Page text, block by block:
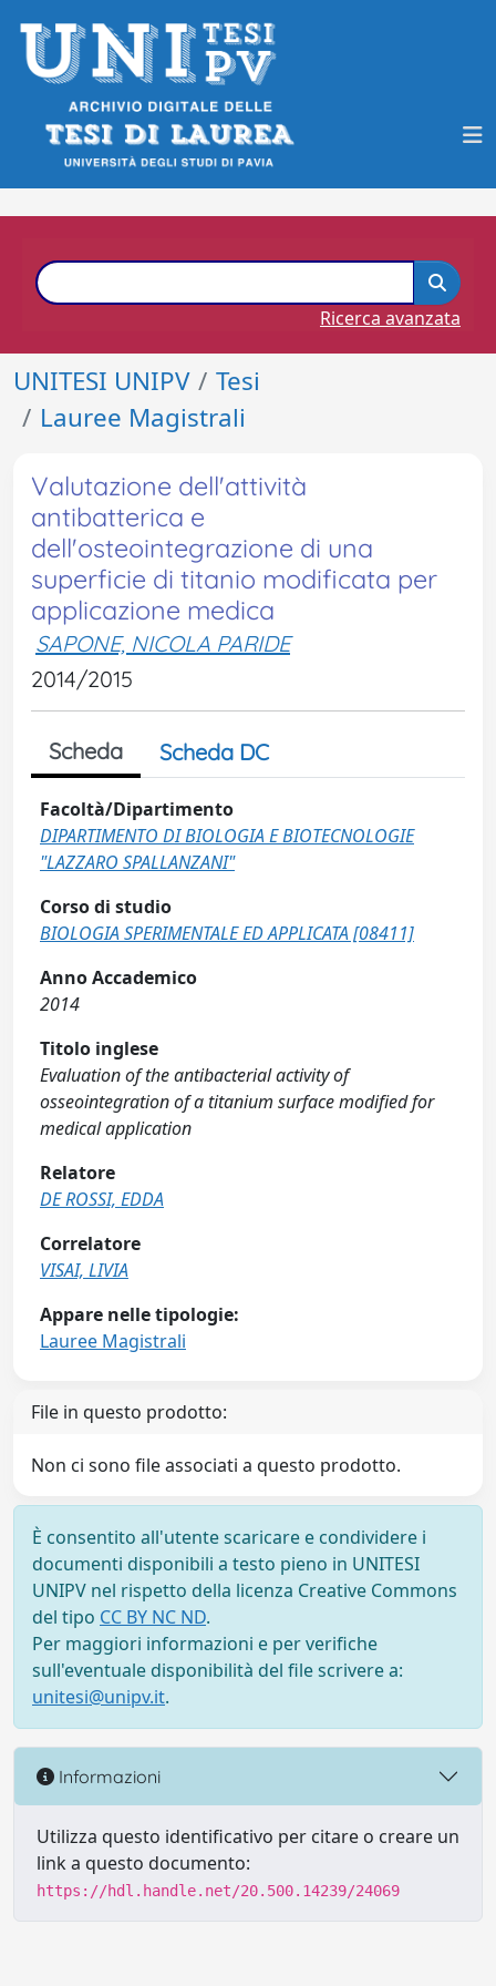
Ricerca avanzata
UNITESI UNIPV
Tesi
Lauree Magistrali
Valutazione dell'attività
antibatterica e
dell'osteointegrazione di una
superficie di titanio modificata per
applicazione medica
SAPONE, NICOLA PARIDE
2014/2015
Scheda Scheda DC
Facoltà/Dipartimento
DIPARTIMENTO DI BIOLOGIA E BIOTECNOLOGIE
"LAZZARO SPALLANZANI"
Corso di studio
BIOLOGIA SPERIMENTALE ED APPLICATA [08411]
Anno Accademico
2014
Titolo inglese
Evaluation of the antibacterial activity of
osseointegration of a titanium surface modified for
medical application
Relatore
DE ROSSI, EDDA
Correlatore
VISAI, LIVIA
Appare nelle tipologie:
Lauree Magistrali
File in questo prodotto:
Non ci sono file associati a questo prodotto.
È consentito all'utente scaricare e condividere i
documenti disponibili a testo pieno in UNITESI
UNIPV nel rispetto della licenza Creative Commons
del tipo CC BY NC ND.
Per maggiori informazioni e per verifiche
sull'eventuale disponibilità del file scrivere a:
unitesi@unipv.it.
Informazioni
Utilizza questo identificativo per citare o creare un
link a questo documento:
https://hdl.handle.net/20.500.14239/24069